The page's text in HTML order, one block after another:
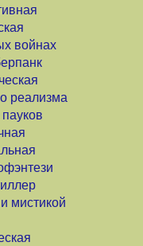
войнах
реализма
мистикой